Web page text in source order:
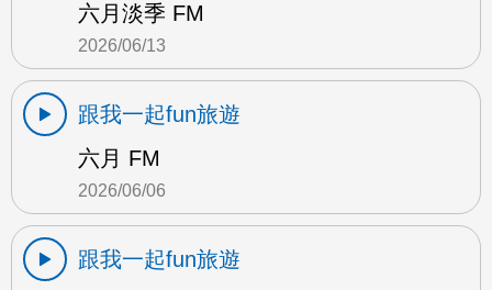
六月淡季 FM
2026/06/13
跟我一起fun旅遊
六月 FM
2026/06/06
跟我一起fun旅遊